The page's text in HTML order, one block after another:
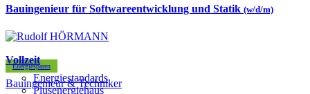
Energiesparen
Energiestandards
Plusenergiehaus
Bauingenieur für Softwareentwicklung und Statik (w/d/m)
Vollzeit
Bauingenieur & Techniker